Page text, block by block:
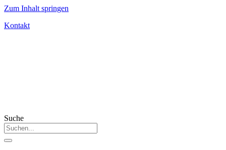
Zum Inhalt springen
Kontakt
Suche